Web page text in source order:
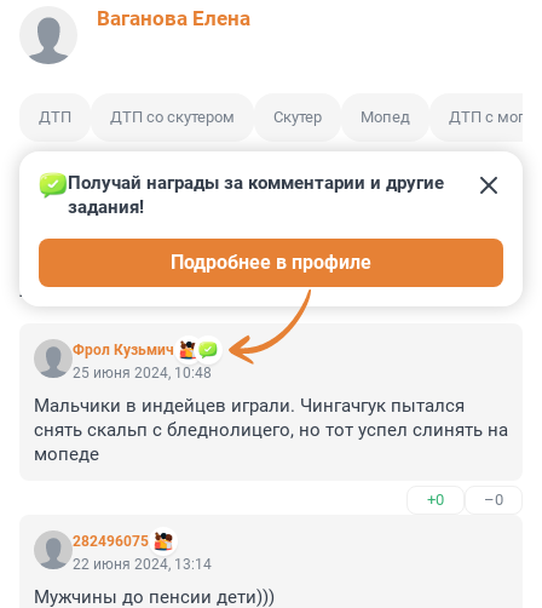
Ваганова Елена
ДТП ДТП со скутером Скутер Мопед ДТП с
КОММЕНТАРИИ 20
Фрол Кузьмич
Получай награды за комментарии и другие
задания!
Подробнее в профиле
25 июня 2024, 10:48
Мальчики в индейцев играли. Чингачгук пытался
снять скальп с бледнолицего, но тот успел слинять на
мопеде
+0 –0
282496075
22 июня 2024, 13:14
Мужчины до пенсии дети)))